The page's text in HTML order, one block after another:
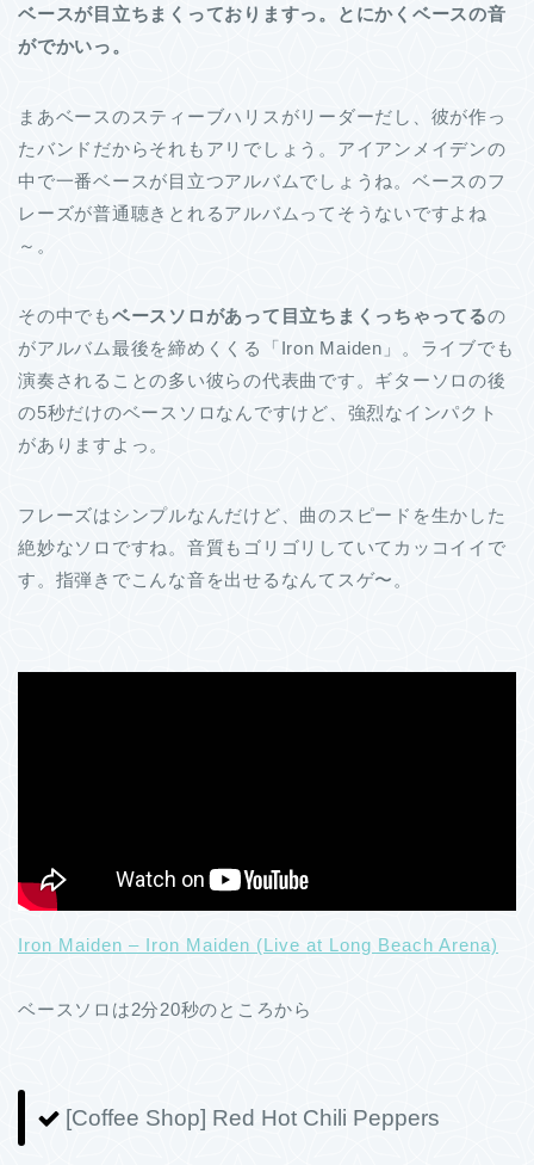
ベースが目立ちまくっておりますっ。とにかくベースの音
がでかいっ。
まあベースのスティーブハリスがリーダーだし、彼が作っ
たバンドだからそれもアリでしょう。アイアンメイデンの
中で一番ベースが目立つアルバムでしょうね。ベースのフ
レーズが普通聴きとれるアルバムってそうないですよね
～。
その中でもベースソロがあって目立ちまくっちゃってるの
がアルバム最後を締めくくる「Iron Maiden」。ライブでも
演奏されることの多い彼らの代表曲です。ギターソロの後
の5秒だけのベースソロなんですけど、強烈なインパクト
がありますよっ。
フレーズはシンプルなんだけど、曲のスピードを生かした
絶妙なソロですね。音質もゴリゴリしていてカッコイイで
す。指弾きでこんな音を出せるなんてスゲ〜。
Iron Maiden – Iron Maiden (Live at Long Beach Arena)
ベースソロは2分20秒のところから
[Coffee Shop] Red Hot Chili Peppers